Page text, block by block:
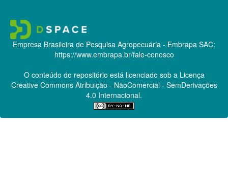
Empresa Brasileira de Pesquisa Agropecuária - Embrapa SAC:
https://www.embrapa.br/fale-conosco
O conteúdo do repositório está licenciado sob a Licença
Creative CommonsAtribuição - NãoComercial - SemDerivações
4.0 Internacional.